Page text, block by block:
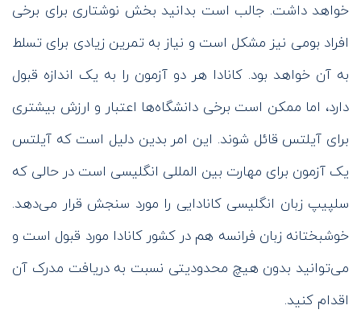
خواهد داشت. جالب است بدانید بخش نوشتاری برای برخی
افراد بومی نیز مشکل است و نیاز به تمرین زیادی برای تسلط
به آن خواهد بود. کانادا هر دو آزمون را به یک اندازه قبول
دارد، اما ممکن است برخی دانشگاه‌ها اعتبار و ارزش بیشتری
برای آیلتس قائل شوند. این امر بدین دلیل است که آیلتس
یک آزمون برای مهارت بین المللی انگلیسی است در حالی که
سلپیپ زبان انگلیسی کانادایی را مورد سنجش قرار می‌دهد.
خوشبختانه زبان فرانسه هم در کشور کانادا مورد قبول است و
می‌توانید بدون هیچ محدودیتی نسبت به دریافت مدرک آن
اقدام کنید.